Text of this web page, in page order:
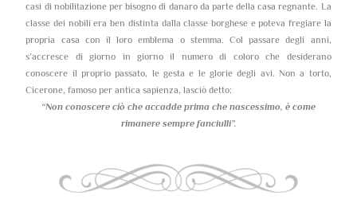
casi di nobilitazione per bisogno di danaro da parte della casa regnante. La
classe dei nobili era ben distinta dalla classe borghese e poteva fregiare la
propria casa con il loro emblema o stemma. Col passare degli anni,
s’accresce di giorno in giorno il numero di coloro che desiderano
conoscere il proprio passato, le gesta e le glorie degli avi. Non a torto,
Cicerone, famoso per antica sapienza, lasciò detto:
“Non conoscere ciò che accadde prima che nascessimo, è come
rimanere sempre fanciulli”.